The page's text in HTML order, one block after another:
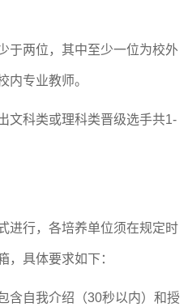
于两位，其中至少一位为校外
内专业教师。
文科类或理科类晋级选手共1-
进行，各培养单位须在规定时
，具体要求如下：
含自我介绍（30秒以内）和授